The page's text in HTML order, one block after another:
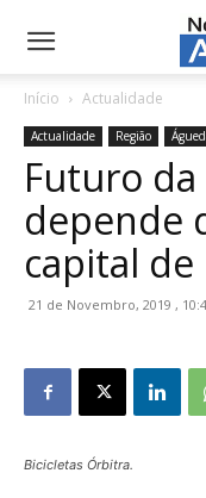
NotíciasdeAveiro.pt
Início Actualidade
Actualidade Região
Futuro
depende
capital de
21 de Novembro, 2019 ,
Bicicletas Órbitra.